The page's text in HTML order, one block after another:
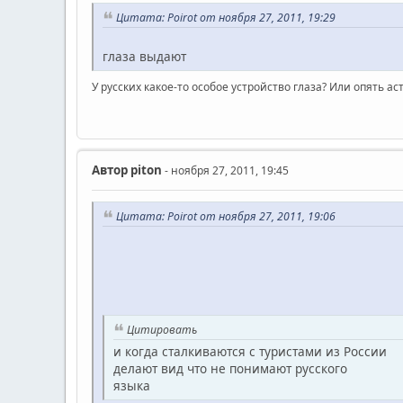
Цитата: Poirot от ноября 27, 2011, 19:29
глаза выдают
У русских какое-то особое устройство глаза? Или опять
Автор piton - ноября 27, 2011, 19:45
Цитата: Poirot от ноября 27, 2011, 19:06
Цитировать
и когда сталкиваются с туристами из России
делают вид что не понимают русского
языка